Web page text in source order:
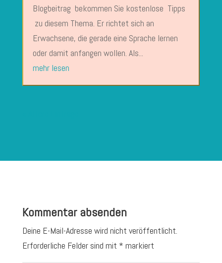
Blogbeitrag bekommen Sie kostenlose Tipps
zu diesem Thema. Er richtet sich an
Erwachsene, die gerade eine Sprache lernen
oder damit anfangen wollen. Als...
mehr lesen
Kommentar absenden
Deine E-Mail-Adresse wird nicht veröffentlicht.
Erforderliche Felder sind mit * markiert